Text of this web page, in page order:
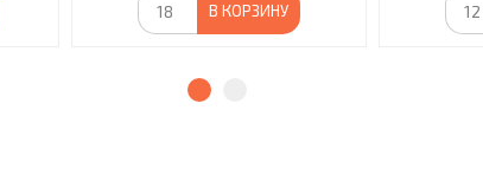
В КОРЗИНУ